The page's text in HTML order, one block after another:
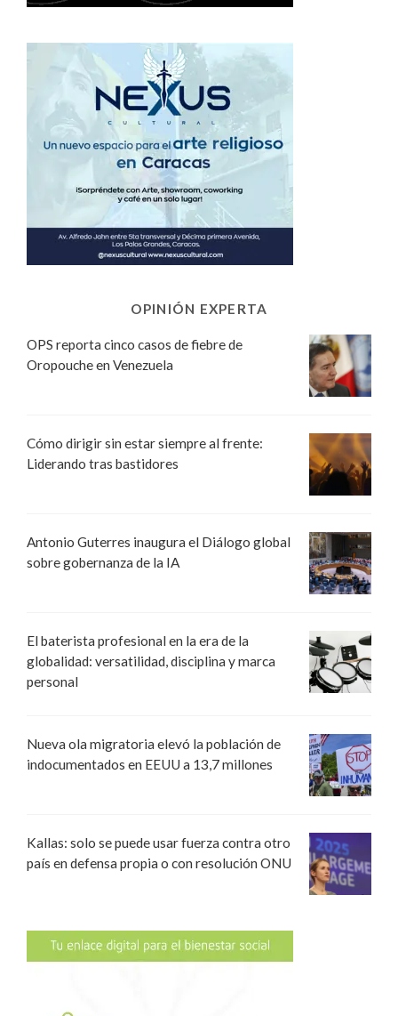
OPINIÓN EXPERTA
OPS reporta cinco casos de fiebre de
Oropouche en Venezuela
Cómo dirigir sin estar siempre al frente:
Liderando tras bastidores
Antonio Guterres inaugura el Diálogo global
sobre gobernanza de la IA
El baterista profesional en la era de la
globalidad: versatilidad, disciplina y marca
personal
Nueva ola migratoria elevó la población de
indocumentados en EEUU a 13,7 millones
Kallas: solo se puede usar fuerza contra otro
país en defensa propia o con resolución ONU